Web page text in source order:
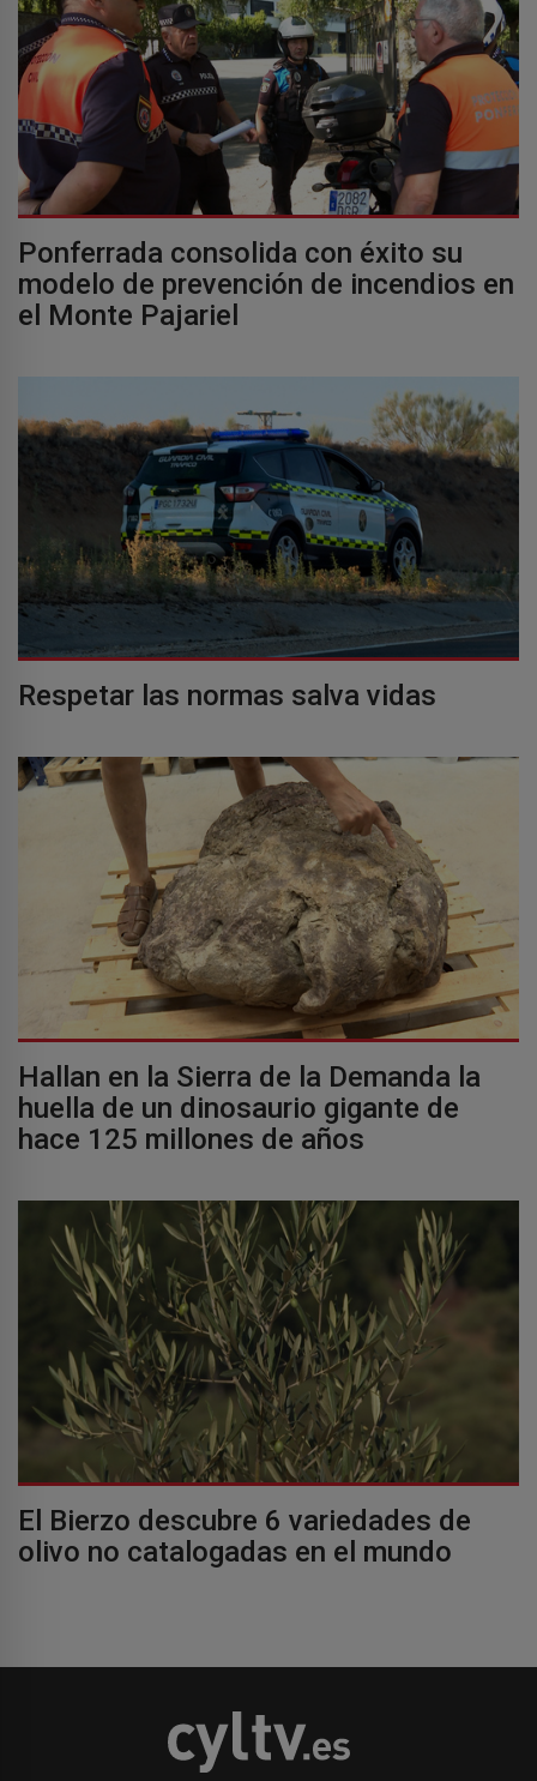
Ponferrada consolida con éxito su
modelo de prevención de incendios en
el Monte Pajariel
Respetar las normas salva vidas
Hallan en la Sierra de la Demanda la
huella de un dinosaurio gigante de
hace 125 millones de años
El Bierzo descubre 6 variedades de
olivo no catalogadas en el mundo